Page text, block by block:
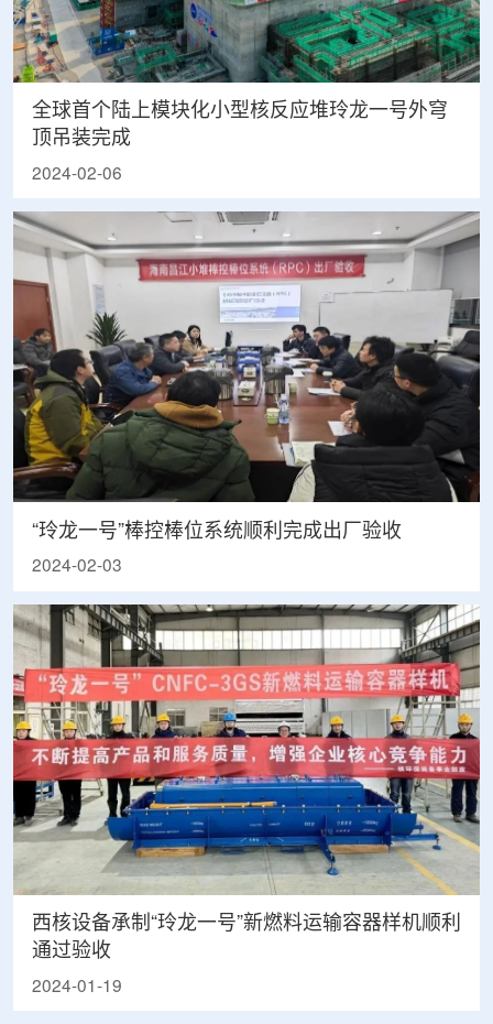
全球首个陆上模块化小型核反应堆玲龙一号外穹
顶吊装完成
2024-02-06
“玲龙一号”棒控棒位系统顺利完成出厂验收
2024-02-03
西核设备承制“玲龙一号”新燃料运输容器样机顺利
通过验收
2024-01-19